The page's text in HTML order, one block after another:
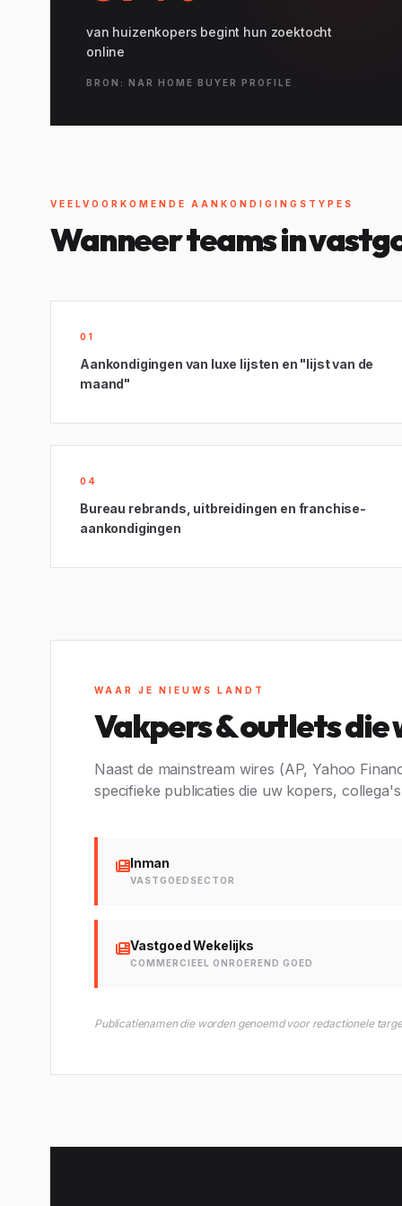
van huizenkopers begint hun zoektocht
online
BRON: NAR HOME BUYER PROFILE
VEELVOORKOMENDE AANKONDIGINGSTYPES
Wanneer teams in
01
Aankondigingen van luxe lijsten en "lijst van de
maand"
04
Bureau rebrands, uitbreidingen en franchise-
aankondigingen
WAAR JE NIEUWS LANDT
Vakpers & outlets
Naast de mainstream wires (AP, Yahoo
specifieke publicaties die uw kopers,
Inman
VASTGOEDSECTOR
Vastgoed Wekelijks
COMMERCIEEL ONROEREND GOED
Publicatienamen die worden genoemd voor redactionele